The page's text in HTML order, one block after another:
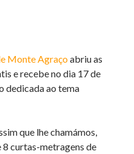
Monte Agraçoabriu as
e recebe no dia 17 de
dedicada ao tema
que lhe chamámos,
curtas-metragens de